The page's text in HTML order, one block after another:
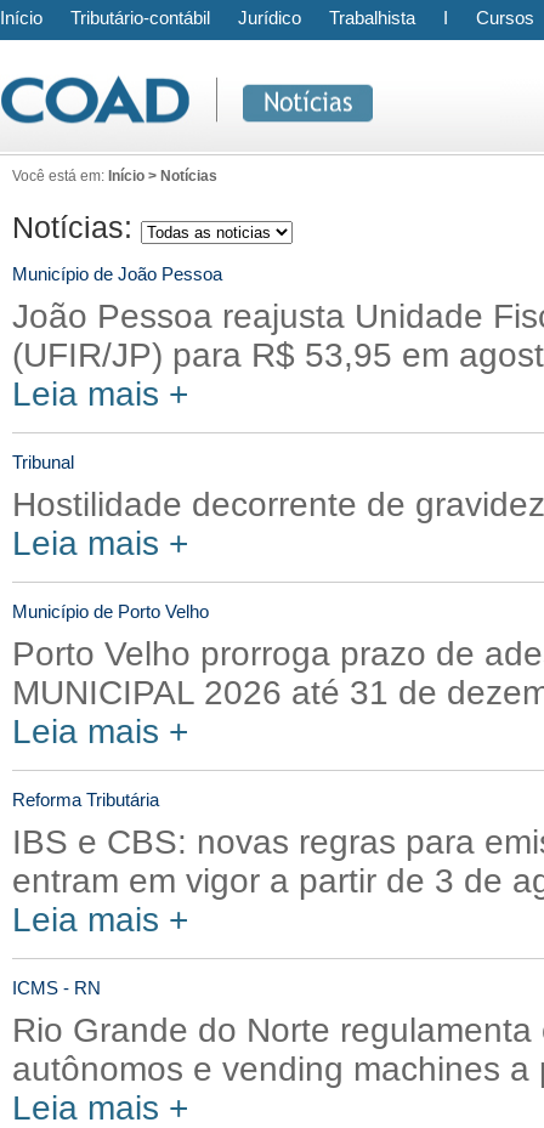
Início Tributário-contábil Jurídico Trabalhista I Cursos
Você está em: Início > Notícias
Notícias:
Município de João Pessoa
João Pessoa reajusta Unidade
(UFIR/JP) para R$ 53,95 em
Leia mais +
Tribunal
Hostilidade decorrente de
Leia mais +
Município de Porto Velho
Porto Velho prorroga prazo de
MUNICIPAL 2026 até 31 de
Leia mais +
Reforma Tributária
IBS e CBS: novas regras para
entram em vigor a partir de 3 de
Leia mais +
ICMS - RN
Rio Grande do Norte
autônomos e vending machines a
Leia mais +